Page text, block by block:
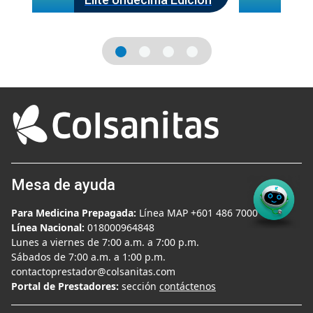
Mesa de ayuda
Para Medicina Prepagada: Línea MAP +601 486 7000
Línea Nacional: 018000964848
Lunes a viernes de 7:00 a.m. a 7:00 p.m.
Sábados de 7:00 a.m. a 1:00 p.m.
contactoprestador@colsanitas.com
Portal de Prestadores: sección contáctenos